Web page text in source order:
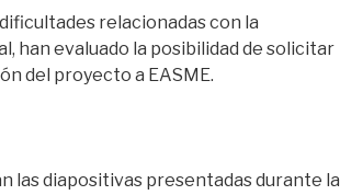
relacionadas con la
han evaluado la posibilidad de solicitar
del proyecto a EASME.
las diapositivas presentadas durante la